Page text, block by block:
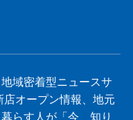
域密着型ニュースサ
オープン情報、地元
らす人が「今、知り